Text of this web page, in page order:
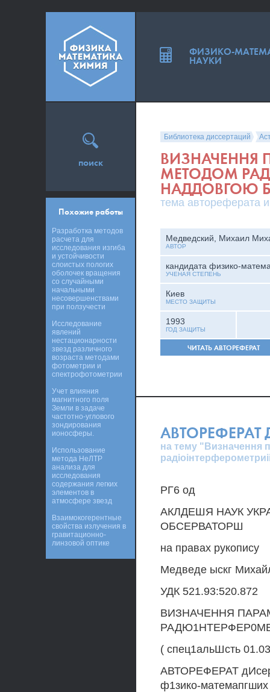
Библиотека диссертаций
ВИЗНАЧЕННЯ
МЕТОДОМ
НАДДОВГОЮ
тема автореферата
Медведский, Михаил
АВТОР
кандидата физико-
УЧЕНАЯ СТЕПЕНЬ
Киев
МЕСТО ЗАЩИТЫ
1993
ГОД ЗАЩИТЫ
ЧИТАТЬ АВТОРЕФЕРАТ
АВТОРЕФЕРАТ
на тему "Визначення
РГ6 од
АКЛДЕШЯ НАУК
ОБСЕРВАТОРШ
на правах рукопису
Медведе ыскг
УДК 521.93:520.872
ВИЗНАЧЕННЯ
( спец1альШсть
АВТОРЕФЕРАТ
ф1зико-матемапгших
поиск
Похожие работы
Разработка методов
расчета для
исследования изгиба
и устойчивости
слоистых пологих
оболочек вращения
со случайными
начальными
несовершенствами
при ползучести
Исследование
явлений
нестационарности
звезд различного
возраста методами
фотометрии и
спектрофотометрии
Учет влияния
магнитного поля
Земли в задаче
частотно-углового
зондирования
ионосферы.
Использование
метода НеЛТР
анализа для
исследования
содержания легких
элементов в
атмосфере звезд
Взаимокогерентные
свойства излучения в
гравитационно-
линзовой оптике
ФИЗИКО-
НАУКИ